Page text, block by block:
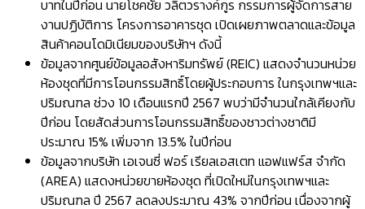
บาทในปีก่อน นายโชคชัย วลิตวรางค์กูร กรรมการผู้จัดการสาย
งานปฏิบัติการ โครงการอาคารชุด เปิดเผยภาพตลาดและข้อมูล
สินค้าคอนโดมิเนียมของบริษัทฯ ดังนี้
ข้อมูลจากศูนย์ข้อมูลอสังหาริมทรัพย์ (REIC) แสดงจำนวนหน่วย
ห้องชุดที่มีการโอนกรรมสิทธิ์โดยผู้ประกอบการ ในกรุงเทพฯและ
ปริมณฑล ช่วง 10 เดือนแรกปี 2567 พบว่ามีจำนวนใกล้เคียงกับ
ปีก่อน โดยสัดส่วนการโอนกรรมสิทธิ์ของชาวต่างชาติมี
ประมาณ 15% เพิ่มจาก 13.5% ในปีก่อน
ข้อมูลจากบริษัท เอเจนซี่ ฟอร์ เรียลเอสเตท แอฟแฟร์ส จำกัด
(AREA) แสดงหน่วยขายห้องชุด ที่เปิดใหม่ในกรุงเทพฯและ
ปริมณฑล ปี 2567 ลดลงประมาณ 43% จากปีก่อน เนื่องจากผู้